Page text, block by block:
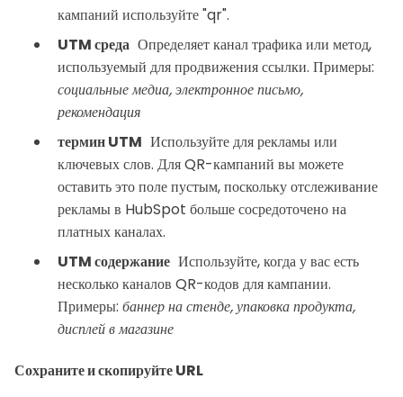
кампаний используйте "qr".
UTM среда Определяет канал трафика или метод,
используемый для продвижения ссылки. Примеры:
социальные медиа, электронное письмо,
рекомендация
термин UTM Используйте для рекламы или
ключевых слов. Для QR-кампаний вы можете
оставить это поле пустым, поскольку отслеживание
рекламы в HubSpot больше сосредоточено на
платных каналах.
UTM содержание Используйте, когда у вас есть
несколько каналов QR-кодов для кампании.
Примеры: баннер на стенде, упаковка продукта,
дисплей в магазине
Сохраните и скопируйте URL